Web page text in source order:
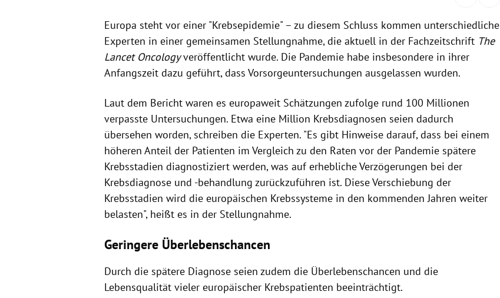
Europa steht vor einer "Krebsepidemie" – zu diesem Schluss kommen unterschiedliche
Experten in einer gemeinsamen Stellungnahme, die aktuell in der Fachzeitschrift The
Lancet Oncologyveröffentlicht wurde. Die Pandemie habe insbesondere in ihrer
Anfangszeit dazu geführt, dass Vorsorgeuntersuchungen ausgelassen wurden.
Laut dem Bericht waren es europaweit Schätzungen zufolge rund 100 Millionen
verpasste Untersuchungen. Etwa eine Million Krebsdiagnosen seien dadurch
übersehen worden, schreiben die Experten. "Es gibt Hinweise darauf, dass bei einem
höheren Anteil der Patienten im Vergleich zu den Raten vor der Pandemie spätere
Krebsstadien diagnostiziert werden, was auf erhebliche Verzögerungen bei der
Krebsdiagnose und -behandlung zurückzuführen ist. Diese Verschiebung der
Krebsstadien wird die europäischen Krebssysteme in den kommenden Jahren weiter
belasten", heißt es in der Stellungnahme.
Geringere Überlebenschancen
Durch die spätere Diagnose seien zudem die Überlebenschancen und die
Lebensqualität vieler europäischer Krebspatienten beeinträchtigt.